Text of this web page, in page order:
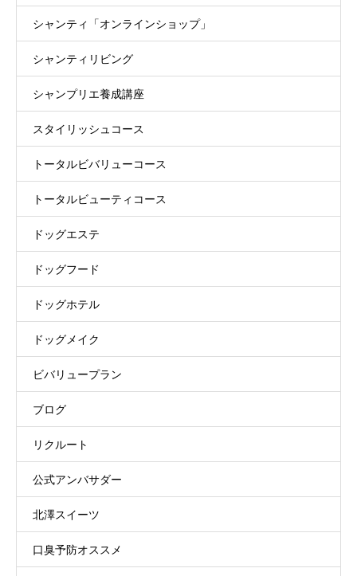
シャンティ「オンラインショップ」
シャンティリビング
シャンプリエ養成講座
スタイリッシュコース
トータルビバリューコース
トータルビューティコース
ドッグエステ
ドッグフード
ドッグホテル
ドッグメイク
ビバリュープラン
ブログ
リクルート
公式アンバサダー
北澤スイーツ
口臭予防オススメ